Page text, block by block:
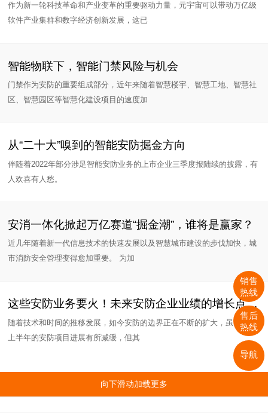
作为新一轮科技革命和产业变革的重要驱动力量，元宇宙可以带动万亿级
软件产业集群和数字经济创新发展，这已
智能物联下，智能门禁风险与机会
门禁作为安防的重要组成部分，近年来随着智慧楼宇、智慧工地、智慧社
区、智慧园区等智慧化建设项目的速度加
从“二十大”嗅到的智能安防掘金方向
伴随着2022年部分涉足智能安防业务的上市企业三季度报陆续的披露，有
人欢喜有人愁。
安消一体化掀起万亿赛道“掘金潮”，谁将是赢家？
近几年随着新一代信息技术的快速发展以及智慧城市建设的步伐加快，城
市消防安全管理变得愈加重要。 为加
这些安防业务要火！未来安防企业业绩的增长点在这？
随着技术和时间的推移发展，如今安防的边界正在不断的扩大，虽说今年
上半年的安防项目进展有所减缓，但其
向下滑动加载更多
销售
热线
售后
热线
导航